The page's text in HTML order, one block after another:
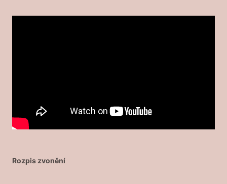
Rozpis zvonění